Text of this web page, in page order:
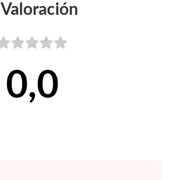
Valoración
0,0